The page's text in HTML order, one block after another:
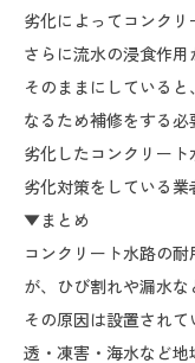
劣化によってコンクリ
さらに流水の浸食作用
そのままにしている
なるため補修をする必
劣化したコンクリー
劣化対策をしている業
▼まとめ
コンクリート水路の
が、ひび割れや漏水な
その原因は設置され
透・凍害・海水など地